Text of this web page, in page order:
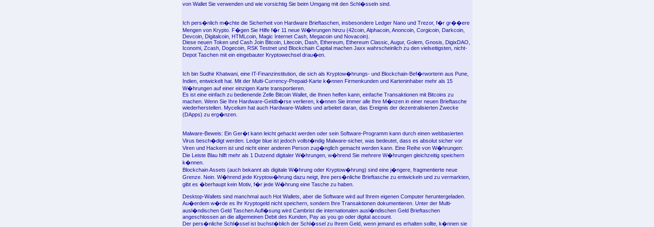
von Wallet Sie verwenden und wie vorsichtig Sie beim Umgang mit den Schl�sseln sind.
Ich pers�nlich m�chte die Sicherheit von Hardware Brieftaschen, insbesondere Ledger Nano und Trezor, f�r gr��ere
Mengen von Krypto. F�gen Sie Hilfe f�r 11 neue W�hrungen hinzu (42coin, Alphacoin, Anoncoin, Corgicoin, Darkcoin,
Devcoin, Digitalcoin, HTMLcoin, Magic Internet Cash, Megacoin und Novacoin).
Diese neuen Token und Cash Join Bitcoin, Litecoin, Dash, Ethereum, Ethereum Classic, Augur, Golem, Gnosis, DigixDAO,
Iconomi, Zcash, Dogecoin, RSK Testnet und Blockchain Capital machen Jaxx wahrscheinlich zu den vielseitigsten, nicht-
Depot Taschen mit ein eingebauter Kryptowechsel drau�en.
Ich bin Sudhir Khatwani, eine IT-Finanzinstitution, die sich als Kryptow�hrungs- und Blockchain-Bef�rworterin aus Pune,
Indien, entwickelt hat. Mit der Multi-Currency-Prepaid-Karte k�nnen Firmenkunden und Karteninhaber mehr als 15
W�hrungen auf einer einzigen Karte transportieren.
Es ist eine einfach zu bedienende Zelle Bitcoin Wallet, die Ihnen helfen kann, einfache Transaktionen mit Bitcoins zu
machen. Wenn Sie Ihre Hardware-Geldb�rse verlieren, k�nnen Sie immer alle Ihre M�nzen in einer neuen Brieftasche
wiederherstellen. Mycelium hat auch Hardware-Wallets und arbeitet daran, das Ereignis der dezentralisierten Zwecke
(DApps) zu erg�nzen.
Malware-Beweis: Ein Ger�t kann leicht gehackt werden oder sein Software-Programm kann durch einen webbasierten
Virus besch�digt werden. Ledge blue ist jedoch vollst�ndig Malware-sicher, was bedeutet, dass es absolut sicher vor
Viren und Hackern ist und nicht einer anderen Person zug�nglich gemacht werden kann. Eine Reihe von W�hrungen:
Die Leiste Blau hilft mehr als 1 Dutzend digitaler W�hrungen, w�hrend Sie mehrere W�hrungen gleichzeitig speichern
k�nnen.
Blockchain Assets (auch bekannt als digitale W�hrung oder Kryptow�hrung) sind eine j�ngere, fragmentierte neue
Grenze. Nein. W�hrend jede Kryptow�hrung dazu neigt, ihre pers�nliche Brieftasche zu entwickeln und zu vermarkten,
gibt es �berhaupt kein Motiv, f�r jede W�hrung eine Tasche zu haben.
Desktop-Wallets sind manchmal auch Hot Wallets, aber die Software wird auf Ihrem eigenen Computer heruntergeladen.
Au�erdem w�rde es Ihr Kryptogeld nicht speichern, sondern Ihre Transaktionen dokumentieren. Unter der Multi-
ausl�ndischen Geld Taschen Aufl�sung wird Cambrist die internationalen ausl�ndischen Geld Brieftaschen
angeschlossen an die allgemeinen Debit des Kunden, Pay as you go oder digital account.
Der pers�nliche Schl�ssel ist buchst�blich der Schl�ssel zu Ihrem Geld, wenn jemand es erhalten sollte, k�nnen sie